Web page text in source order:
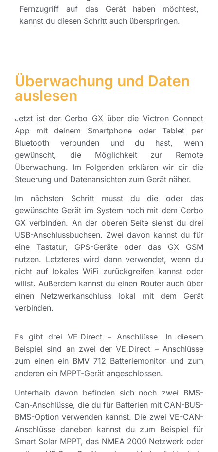
Fernzugriff auf das Gerät haben möchtest,
kannst du diesen Schritt auch überspringen.
Überwachung und Daten
auslesen
Jetzt ist der Cerbo GX über die Victron Connect
App mit deinem Smartphone oder Tablet per
Bluetooth verbunden und du hast, wenn
gewünscht, die Möglichkeit zur Remote
Überwachung. Im Folgenden erklären wir dir die
Steuerung und Datenansichten zum Gerät näher.
Im nächsten Schritt musst du die oder das
gewünschte Gerät im System noch mit dem Cerbo
GX verbinden. An der oberen Seite siehst du drei
USB-Anschlussbuchsen. Zwei davon kannst du für
eine Tastatur, GPS-Geräte oder das GX GSM
nutzen. Letzteres wird dann verwendet, wenn du
nicht auf lokales WiFi zurückgreifen kannst oder
willst. Außerdem kannst du einen Router auch über
einen Netzwerkanschluss lokal mit dem Gerät
verbinden.
Es gibt drei VE.Direct – Anschlüsse. In diesem
Beispiel sind an zwei der VE.Direct – Anschlüsse
zum einen ein BMV 712 Batteriemonitor und zum
anderen ein MPPT-Gerät angeschlossen.
Unterhalb davon befinden sich noch zwei BMS-
Can-Anschlüsse, die du für Batterien mit CAN-BUS-
BMS-Option verwenden kannst. Die zwei VE-CAN-
Anschlüsse daneben kannst du zum Beispiel für
Smart Solar MPPT, das NMEA 2000 Netzwerk oder